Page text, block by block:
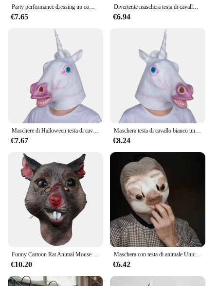
Party performance dressing up come adulti, divertente trasmissione in diretta, decorazione animale dello zodiaco, maschera animale in lattice zebra testa di cavallo
€7.65
Divertente maschera testa di cavallo marrone per bambini, unicorno bianco, copertura integrale in lattice, maschera di Halloween, festa
€6.94
Maschere di Halloween testa di cavallo in lattice zebra Cosplay Animal Costume Theater Prank Crazy Party puntelli White Unicorn Full Face Mask
€7.67
Maschera testa di cavallo bianco unicorno marrone testa di cavallo maschera animale in lattice Costume di Halloween festa novità animale vestire regali per bambini
€8.24
€10.20
Maschera con testa di animale Unicorno Divertente maschera con testa di cavallo marrone Testa di anatra per adulti Novità Halloween Masquerade Gioco di ruolo Testa di animale in lattice
€6.42